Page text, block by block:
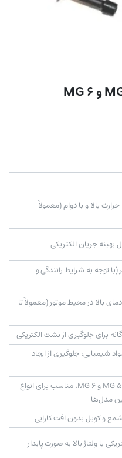
بالا و با دوام (معمولاً
بهینه جریان الکتریکی
کیلومتر (با توجه به شرایط رانندگی و
بالا در محیط موتور (معمولاً تا
برای جلوگیری از نشت الکتریکی
شیمیایی، جلوگیری از ایجاد
مخصوص خودروهای MG 550 و MG 6، مناسب برای انواع
مدل‌ها
و کویل بدون افت کارایی
با ولتاژ بالا به صورت پایدار